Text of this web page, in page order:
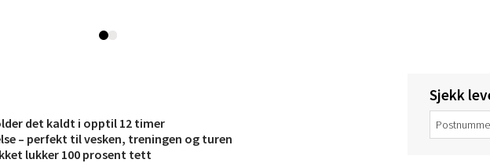
det kaldt i opptil 12 timer
– perfekt til vesken, treningen og turen
lukker 100 prosent tett
Sjekk
Bryne/Jæren - M44